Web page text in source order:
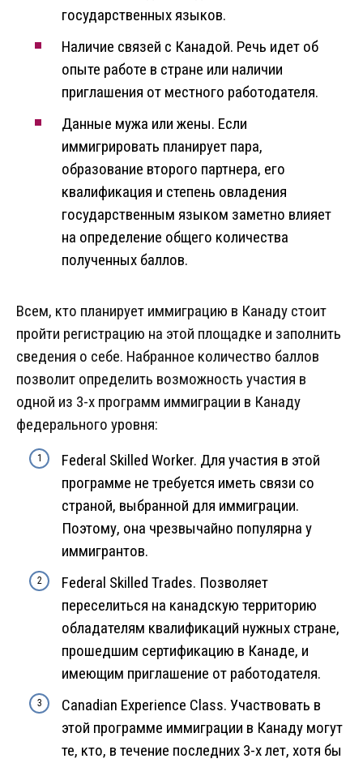
государственных языков.
Наличие связей с Канадой. Речь идет об
опыте работе в стране или наличии
приглашения от местного работодателя.
Данные мужа или жены. Если
иммигрировать планирует пара,
образование второго партнера, его
квалификация и степень овладения
государственным языком заметно влияет
на определение общего количества
полученных баллов.
Всем, кто планирует иммиграцию в Канаду стоит
пройти регистрацию на этой площадке и заполнить
сведения о себе. Набранное количество баллов
позволит определить возможность участия в
одной из 3-х программ иммиграции в Канаду
федерального уровня:
Federal Skilled Worker. Для участия в этой
программе не требуется иметь связи со
страной, выбранной для иммиграции.
Поэтому, она чрезвычайно популярна у
иммигрантов.
Federal Skilled Trades. Позволяет
переселиться на канадскую территорию
обладателям квалификаций нужных стране,
прошедшим сертификацию в Канаде, и
имеющим приглашение от работодателя.
Canadian Experience Class. Участвовать в
этой программе иммиграции в Канаду могут
те, кто, в течение последних 3-х лет, хотя бы